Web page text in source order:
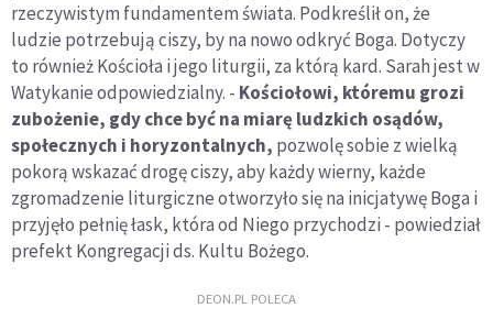
rzeczywistym fundamentem świata. Podkreślił on, że
ludzie potrzebują ciszy, by na nowo odkryć Boga. Dotyczy
to również Kościoła i jego liturgii, za którą kard. Sarah jest w
Watykanie odpowiedzialny. - Kościołowi, któremu grozi
zubożenie, gdy chce być na miarę ludzkich osądów,
społecznych i horyzontalnych, pozwolę sobie z wielką
pokorą wskazać drogę ciszy, aby każdy wierny, każde
zgromadzenie liturgiczne otworzyło się na inicjatywę Boga i
przyjęło pełnię łask, która od Niego przychodzi - powiedział
prefekt Kongregacji ds. Kultu Bożego.
DEON.PL POLECA